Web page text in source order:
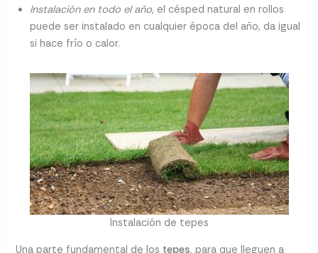
Instalación en todo el año, el césped natural en rollos
puede ser instalado en cualquier época del año, da igual
si hace frío o calor.
Instalación de tepes
Una parte fundamental de los tepes, para que lleguen a